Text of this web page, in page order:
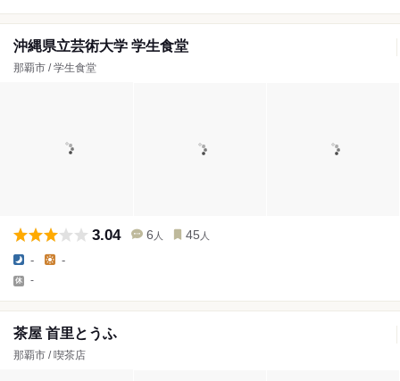
沖縄県立芸術大学 学生食堂
那覇市 / 学生食堂
3.04 6 人 45 人
- -
-
茶屋 首里とうふ
那覇市 / 喫茶店